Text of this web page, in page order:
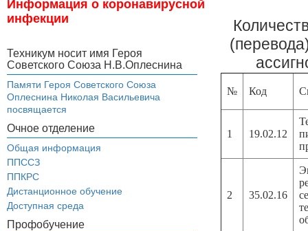
Информация о коронавирусной
инфекции
Техникум носит имя Героя
Советского Союза Н.В.Оплеснина
Памяти Героя Советского Союза
Оплеснина Николая Васильевича
посвящается
Очное отделение
Общая информация
ППССЗ
ППКРС
Дистанционное обучение
Доступная среда
Профобучение
№ Код
1 19.02.12
2 35.02.16